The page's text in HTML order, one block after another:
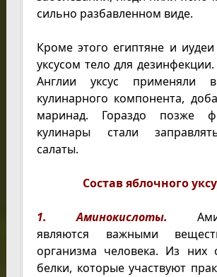
сильно разбавленном виде.
Кроме этого египтяне и
уксусом тело для
Англии уксус применяли
кулинарного компонента,
маринад. Гораздо позже
кулинары стали
салаты.
Состав яблочного
1. Аминокислоты.
являются важными
организма человека. Из них
белки, которые участвуют